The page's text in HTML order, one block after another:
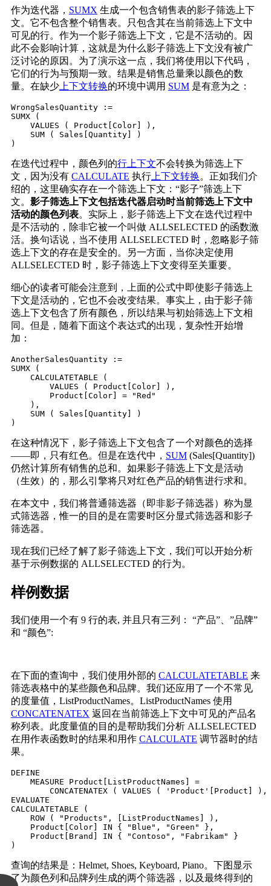
作为迭代器， SUMX 生成一个包含销售表的影子筛选上下
文。它不包含整个销售表。只包含其在当前筛选上下文中
可见的行。作为一个影子筛选上下文，它是不活动的。因
此不会影响计算，这就是为什么影子筛选上下文没有被广
泛讨论的原因。为了演示这一点，我们将使用以下代码，
它们的行为与预期一致。结果是销售总量乘以颜色的数
量。在缺少 上下文转换的环境中调用 SUM 是有意为之：
WrongSalesQuantity :=
SUMX (
    VALUES ( Product[Color] ),
    SUM ( Sales[Quantity] )
在迭代过程中，颜色列的行上下文不会转换为筛选上下
文，因为没有 CALCULATE 执行 上下文转换。正如我们介
绍的，这里确实存在一个筛选上下文：“影子”筛选上下
文。 影子筛选上下文包括迭代器启动时当前筛选上下文中
活动的颜色列表。实际上，影子筛选上下文在迭代过程中
是不活动的，除非它被一个叫做 ALLSELECTED 的函数激
活。换句话说，当不使用 ALLSELECTED 时，忽略影子筛
选上下文的存在是安全的。另一方面，当你决定使用
ALLSELECTED 时，影子筛选上下文变得至关重要。
细心的读者可能会注意到，上面的公式中即使影子筛选上
下文是活动的，它也不会改变结果。事实上，由于影子筛
选上下文包含了所有颜色，所以结果与初始筛选上下文相
同。但是，随着下面这个表达式的出现，复杂性开始增
加：
AnotherSalesQuantity :=
SUMX (
    CALCULATETABLE (
        VALUES ( Product[Color] ),
        Product[Color] = "Red"
    ),
    SUM ( Sales[Quantity] )
在这种情况下，影子筛选上下文包含了一个对颜色的选择
——即，只有红色。但是在迭代中， SUM (Sales[Quantity])
仍然计算所有销售的总和。如果影子筛选上下文是活动
（生效）的，那么引擎将只对红色产品的销售进行求和。
在本文中，我们将普通筛选器（即非影子筛选器）称为显
式筛选器，惟一的目的是在需要时区分显式筛选器和影子
筛选器。
现在我们已经了解了影子筛选上下文，我们可以开始分析
基于示例数据的 ALLSELECTED 的行为。
样例数据
我们使用一个有 9 行的表, 并且只有三列： “产品”、”品牌”
和 “颜色”:
在下面的查询中，我们使用外部的 CALCULATETABLE 来
筛选表格中的某些颜色和品牌。我们还应用了一个不常见
的度量值，ListProductNames。ListProductNames 使用
CONCATENATEX 返回在当前筛选上下文中可见的产品名
称列表。此度量值的目的是帮助我们分析 ALLSELECTED
在用作表函数时的结果和用作 CALCULATE 调节器时的结
果。
DEFINE
    MEASURE Product[ListProductNames] =
CONCATENATEX ( VALUES ( 'Product'[Product]
EVALUATE
CALCULATETABLE (
    ROW ( "Products", [ListProductNames] ),
    Product[Color] IN { "Blue", "Green" },
    Product[Brand] IN { "Contoso", "Fabrikam" }
)
查询的结果是：Helmet, Shoes, Keyboard, Piano。下图显示
了为颜色列和品牌列生成的两个筛选器，以及最终得到的